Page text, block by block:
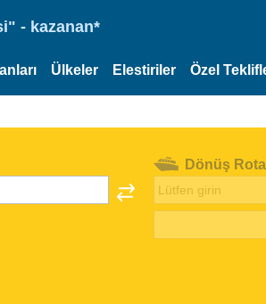
- kazanan*
Ülkeler Elestiriler Özel
Dönüş